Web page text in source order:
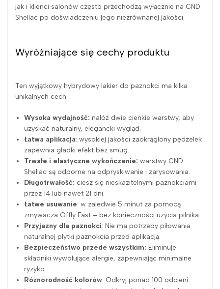
jak i klienci salonów często przechodzą wyłącznie na CND
Shellac po doświadczeniu jego niezrównanej jakości.
Wyróżniające się cechy produktu
Ten wyjątkowy hybrydowy lakier do paznokci ma kilka
unikalnych cech:
Wysoka wydajność: nałóż dwie cienkie warstwy, aby
uzyskać naturalny, elegancki wygląd.
Łatwa aplikacja: wysokiej jakości zaokrąglony pędzelek
zapewnia gładki efekt bez smug.
Trwałe i elastyczne wykończenie: warstwy CND
Shellac są odporne na odpryskiwanie i zarysowania.
Długotrwałość: ciesz się nieskazitelnymi paznokciami
przez 14 lub nawet 21 dni.
Łatwe usuwanie: w zaledwie 5 minut za pomocą
zmywacza Offly Fast – bez konieczności użycia pilnika.
Przyjazny dla paznokci: Nie ma potrzeby piłowania
naturalnej płytki paznokcia przed aplikacją.
Bezpieczeństwo przede wszystkim: Eliminuje
składniki wywołujące alergie, zapewniając minimalne
ryzyko.
Różnorodność kolorów: Odkryj ponad 100 odcieni